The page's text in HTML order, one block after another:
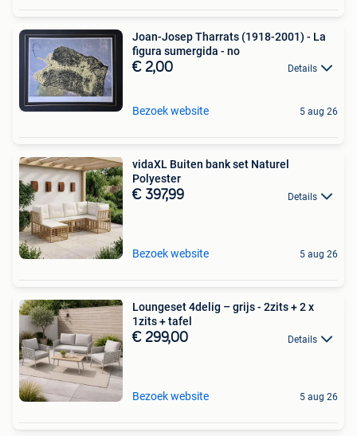
Joan-Josep Tharrats (1918-2001) - La
figura sumergida - no
€ 2,00 Details
Bezoek website 5 aug 26
vidaXL Buiten bank set Naturel
Polyester
€ 397,99 Details
Bezoek website 5 aug 26
Loungeset 4delig – grijs - 2zits + 2 x
1zits + tafel
€ 299,00 Details
Bezoek website 5 aug 26